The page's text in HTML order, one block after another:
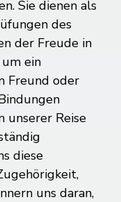
Sie dienen als
des
der Freude in
ein
Freund oder
unserer Reise
diese
uns daran,